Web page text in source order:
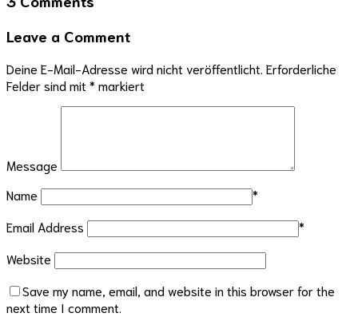
Leave a Comment
Deine E-Mail-Adresse wird nicht veröffentlicht. Erforderliche
Felder sind mit * markiert
Message
Name
*
Email Address
*
Website
Save my name, email, and website in this browser for the
next time I comment.